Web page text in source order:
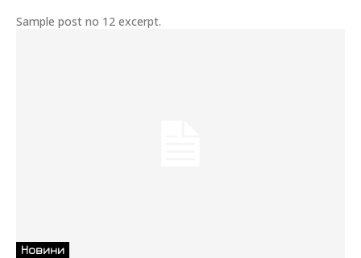
Sample post no 12 excerpt.
Новини